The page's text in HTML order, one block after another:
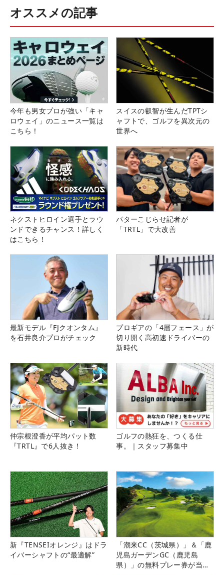
オススメの記事
今年も男女プロが強い「キャ
ロウェイ」のニュース一覧は
こちら！
スイスの叡智が生んだTPTシ
ャフトで、ゴルフを異次元の
世界へ
ネクストヒロイン選手とラウ
ンドできるチャンス！詳しく
はこちら！
パターこじらせ記者が
「TRTL」で大改善
最新モデル『FJクオンタム』
を石井良介プロがチェック
プロギアの「4層フェース」が
切り開く高初速ドライバーの
新時代
仲宗根澄香が平均パット数
『TRTL』で6人抜き！
ゴルフの熱狂を、つくる仕
事。｜スタッフ募集中
新『TENSEIオレンジ』はドラ
イバーシャフトの“最適解”
「潮来CC（茨城県）」＆「鹿
児島ガーデンGC（鹿児島
県）」の無料プレー券が当た